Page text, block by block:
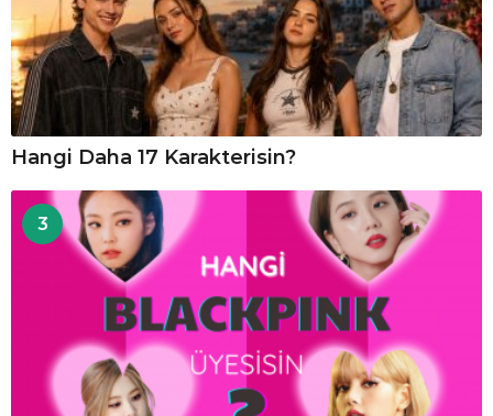
Hangi Daha 17 Karakterisin?
3